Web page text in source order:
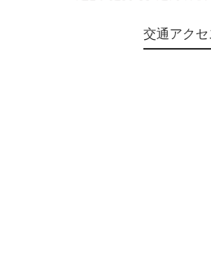
交通アクセ